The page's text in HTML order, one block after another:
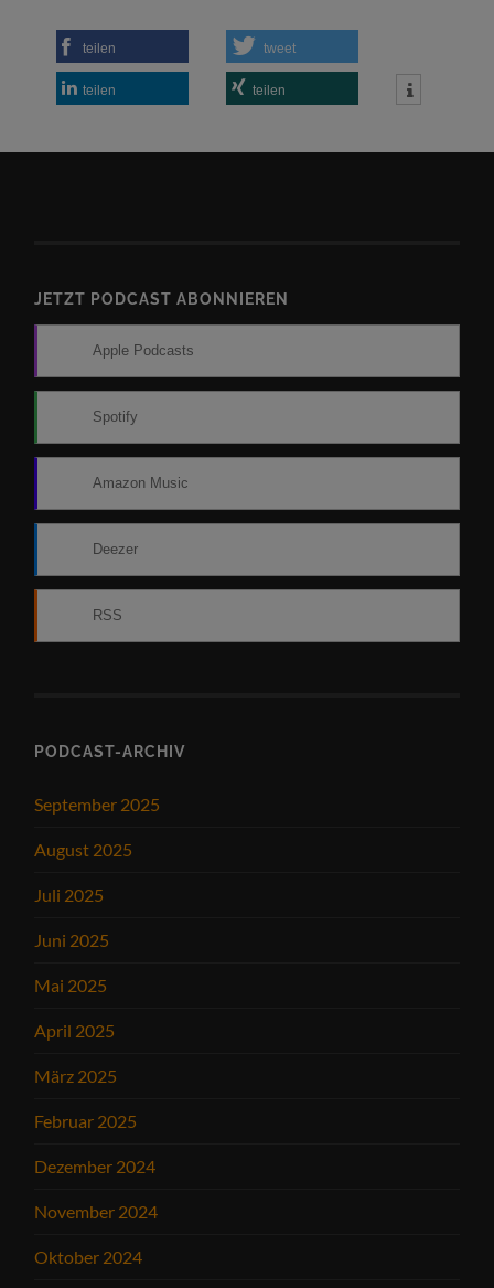
teilen tweet
teilen teilen
JETZT PODCAST ABONNIEREN
Apple Podcasts
Spotify
Amazon Music
Deezer
RSS
PODCAST-ARCHIV
September 2025
August 2025
Juli 2025
Juni 2025
Mai 2025
April 2025
März 2025
Februar 2025
Dezember 2024
November 2024
Oktober 2024